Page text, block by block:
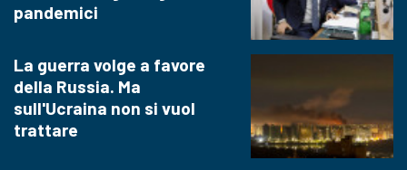
pandemici
La guerra volge a favore
della Russia. Ma
sull'Ucraina non si vuol
trattare